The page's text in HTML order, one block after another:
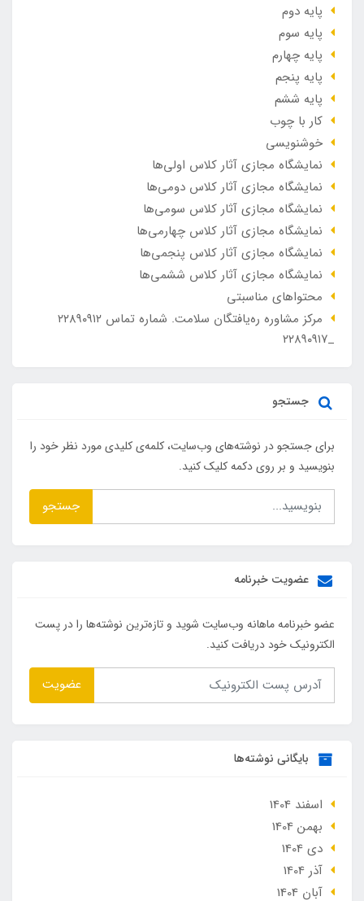
پایه دوم
پایه سوم
پایه چهارم
پایه پنجم
پایه ششم
کار با چوب
خوشنویسی
نمایشگاه مجازی آثار کلاس اولی‌ها
نمایشگاه مجازی آثار کلاس دومی‌ها
نمایشگاه مجازی آثار کلاس سومی‌ها
نمایشگاه مجازی آثار کلاس چهارمی‌ها
نمایشگاه مجازی آثار کلاس پنجمی‌ها
نمایشگاه مجازی آثار کلاس ششمی‌ها
محتواهای مناسبتی
مرکز مشاوره ره‌یافتگان سلامت. شماره تماس ۲۲۸۹۰۹۱۲
_۲۲۸۹۰۹۱۷
جستجو
برای جستجو در نوشته‌های وب‌سایت، کلمه‌ی کلیدی مورد نظر خود را
بنویسید و بر روی دکمه کلیک کنید.
جستجو
عضویت خبرنامه
عضو خبرنامه ماهانه وب‌سایت شوید و تازه‌ترین نوشته‌ها را در پست
الکترونیک خود دریافت کنید.
عضویت
بایگانی نوشته‌ها
اسفند 1404
بهمن 1404
دی 1404
آذر 1404
آبان 1404